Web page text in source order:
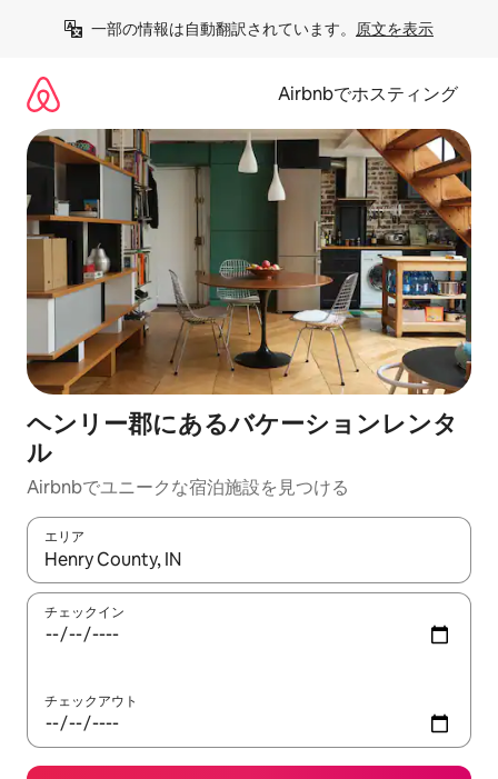
一部の情報は自動翻訳されています。 原文を表示
Airbnbでホスティング
ヘンリー郡にあるバケーションレンタ
ル
Airbnbでユニークな宿泊施設を見つける
エリア
検索結果が表示されたら、上下の矢印キーを使って移動するか
チェックイン
チェックアウト